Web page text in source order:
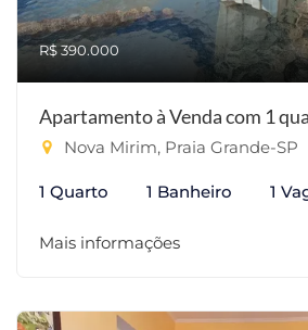
R$ 390.000
Apartamento à Venda com 1
Nova Mirim, Praia Grande-SP
1 Quarto 1 Banheiro 1
Mais informações